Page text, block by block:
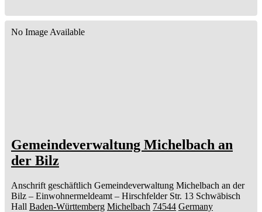
No Image Available
Gemeindeverwaltung Michelbach an
der Bilz
Anschrift geschäftlich Gemeindeverwaltung Michelbach an der
Bilz – Einwohnermeldeamt – Hirschfelder Str. 13 Schwäbisch
Hall Baden-Württemberg Michelbach 74544 Germany